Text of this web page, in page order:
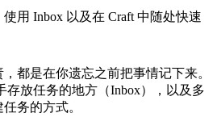
用 Inbox 以及在 Craft 中随处快速
都是在你遗忘之前把事情记下来。
存放任务的地方（Inbox），以及多
务的方式。